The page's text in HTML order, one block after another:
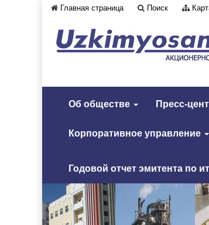
Главная страница Поиск
Об обществе Пресс-
Корпоративное управление
Годовой отчет эмитента по